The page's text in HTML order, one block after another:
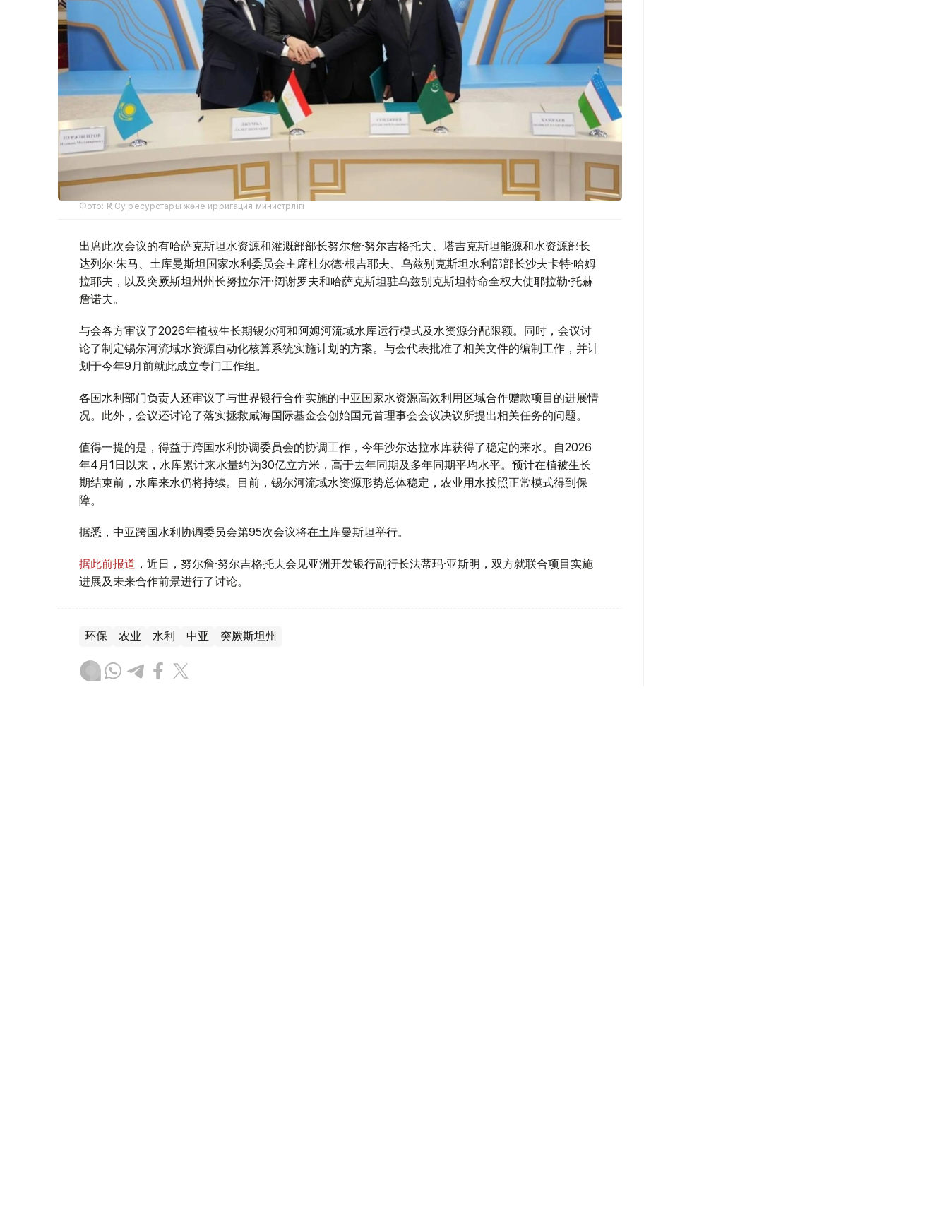
Фото: ҚР Су ресурстары және ирригация министрлігі
出席此次会议的有哈萨克斯坦水资源和灌溉部部长努尔詹·努尔吉格托夫、塔吉克斯坦能源和水资源部长
达列尔·朱马、土库曼斯坦国家水利委员会主席杜尔德·根吉耶夫、乌兹别克斯坦水利部部长沙夫卡特·哈姆
拉耶夫，以及突厥斯坦州州长努拉尔汗·阔谢罗夫和哈萨克斯坦驻乌兹别克斯坦特命全权大使耶拉勒·托赫
詹诺夫。
与会各方审议了2026年植被生长期锡尔河和阿姆河流域水库运行模式及水资源分配限额。同时，会议讨
论了制定锡尔河流域水资源自动化核算系统实施计划的方案。与会代表批准了相关文件的编制工作，并计
划于今年9月前就此成立专门工作组。
各国水利部门负责人还审议了与世界银行合作实施的中亚国家水资源高效利用区域合作赠款项目的进展情
况。此外，会议还讨论了落实拯救咸海国际基金会创始国元首理事会会议决议所提出相关任务的问题。
值得一提的是，得益于跨国水利协调委员会的协调工作，今年沙尔达拉水库获得了稳定的来水。自2026
年4月1日以来，水库累计来水量约为30亿立方米，高于去年同期及多年同期平均水平。预计在植被生长
期结束前，水库来水仍将持续。目前，锡尔河流域水资源形势总体稳定，农业用水按照正常模式得到保
障。
据悉，中亚跨国水利协调委员会第95次会议将在土库曼斯坦举行。
据此前报道 ，近日，努尔詹·努尔吉格托夫会见亚洲开发银行副行长法蒂玛·亚斯明，双方就联合项目实施
进展及未来合作前景进行了讨论。
环保 农业 水利 中亚 突厥斯坦州